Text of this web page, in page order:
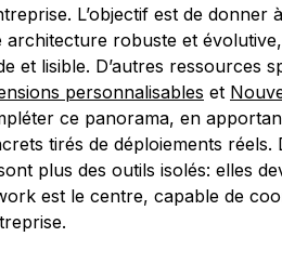
L’objectif est de
architecture robuste et
et lisible. D’autres ressources
personnalisables et
ce panorama, en
tirés de déploiements réels.
plus des outils isolés: elles
est le centre, capable de